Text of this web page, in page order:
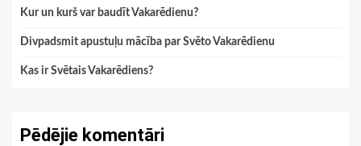
Kur un kurš var baudīt Vakarēdienu?
Divpadsmit apustuļu mācība par Svēto Vakarēdienu
Kas ir Svētais Vakarēdiens?
Pēdējie komentāri